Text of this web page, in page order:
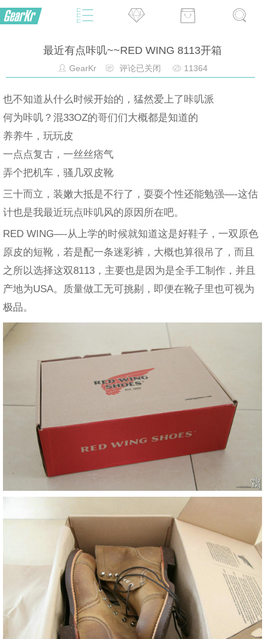
最近有点咔叽~~RED WING 8113开箱
GearKr 评论已关闭 11364
也不知道从什么时候开始的，猛然爱上了咔叽派
何为咔叽？混33OZ的哥们们大概都是知道的
养养牛，玩玩皮
一点点复古，一丝丝痞气
弄个把机车，骚几双皮靴
三十而立，装嫩大抵是不行了，耍耍个性还能勉强—-这估
计也是我最近玩点咔叽风的原因所在吧。
RED WING—-从上学的时候就知道这是好鞋子，一双原色
原皮的短靴，若是配一条迷彩裤，大概也算很吊了，而且
之所以选择这双8113，主要也是因为是全手工制作，并且
产地为USA。质量做工无可挑剔，即便在靴子里也可视为
极品。